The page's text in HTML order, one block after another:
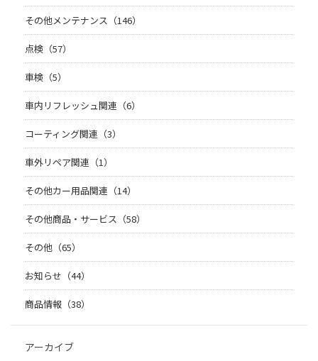
その他メンテナンス（146）
点検（57）
車検（5）
車内リフレッシュ関連（6）
コーティング関連（3）
車外リペア関連（1）
その他カー用品関連（14）
その他商品・サービス（58）
その他（65）
お知らせ（44）
商品情報（38）
アーカイブ